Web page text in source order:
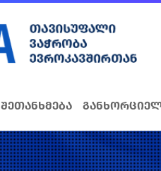
შეთანხმება